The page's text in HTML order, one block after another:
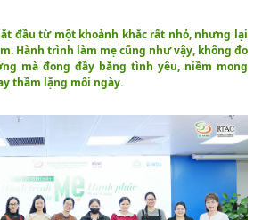
đầu từ một khoảnh khắc rất nhỏ, nhưng lại
Hành trình làm mẹ cũng như vậy, không đo
mà đong đầy bằng tình yêu, niềm mong
thầm lặng mỗi ngày.